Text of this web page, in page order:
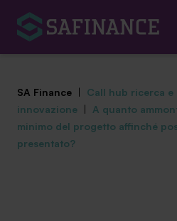
SA Finance | Call hub ricerca e
innovazione | A quanto
minimo del progetto affinché
presentato?